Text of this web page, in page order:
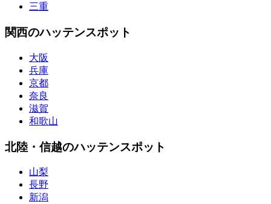
三重
関西のハッテンスポット
大阪
兵庫
京都
奈良
滋賀
和歌山
北陸・信越のハッテンスポット
山梨
長野
新潟